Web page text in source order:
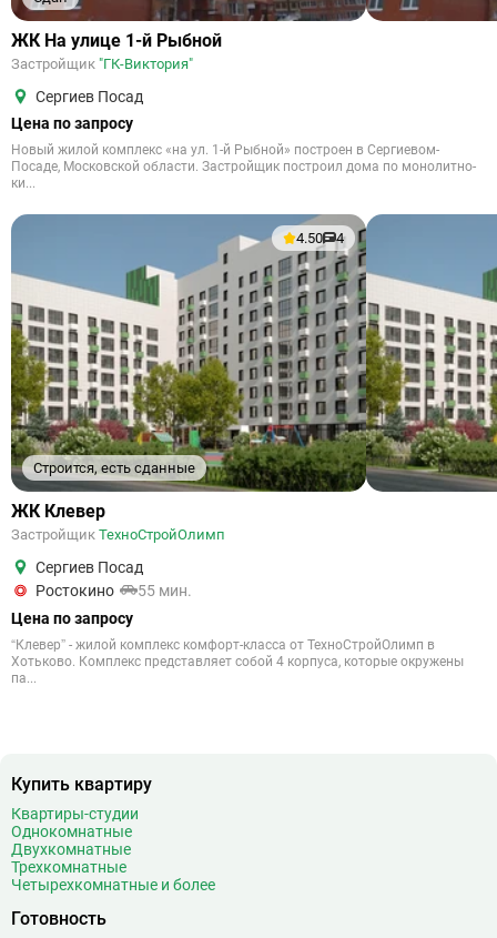
ЖК На улице 1-й Рыбной
Застройщик "ГК-Виктория"
Сергиев Посад
Цена по запросу
Новый жилой комплекс «на ул. 1-й Рыбной» построен в Сергиевом-
Посаде, Московской области. Застройщик построил дома по монолитно-
ки...
Строится, есть сданные
4.50 4
ЖК Клевер
Застройщик ТехноСтройОлимп
Сергиев Посад
Ростокино
55 мин.
Цена по запросу
“Клевер” - жилой комплекс комфорт-класса от ТехноСтройОлимп в
Хотьково. Комплекс представляет собой 4 корпуса, которые окружены
па...
Купить квартиру
Квартиры-студии
Однокомнатные
Двухкомнатные
Трехкомнатные
Четырехкомнатные и более
Готовность